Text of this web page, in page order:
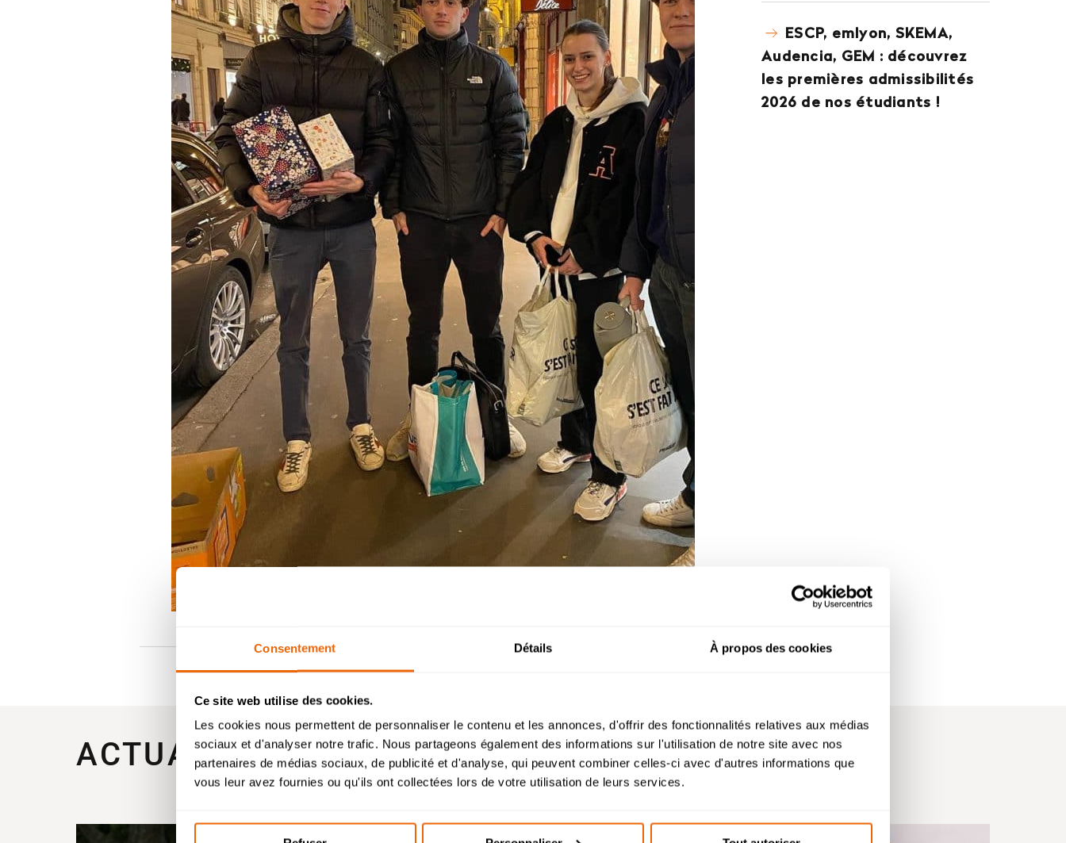
Consentement Détails À propos des cookies
Ce site web utilise des cookies.
Les cookies nous permettent de personnaliser le contenu et les annonces, d'offrir des fonctionnalités relatives aux médias
sociaux et d'analyser notre trafic. Nous partageons également des informations sur l'utilisation de notre site avec nos
partenaires de médias sociaux, de publicité et d'analyse, qui peuvent combiner celles-ci avec d'autres informations que
vous leur avez fournies ou qu'ils ont collectées lors de votre utilisation de leurs services.
ESCP, emlyon, SKEMA,
Audencia, GEM : découvrez
les premières admissibilités
2026 de nos étudiants !
ACTUALITÉS Toutes les actus
Bachelor Management Innovation et Humanités : reprise de
l’étude des dossiers de candidature à partir du 26 août.
Bachelor Design d’Espace et Prépa Architecture : dossiers de
candidatures étudiés durant l’été.